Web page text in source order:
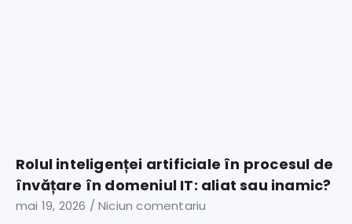
Rolul inteligenței artificiale în procesul de
învățare în domeniul IT: aliat sau inamic?
mai 19, 2026 Niciun comentariu